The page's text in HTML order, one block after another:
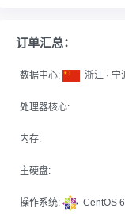
订单汇总：
数据中心: 浙江 · 宁
处理器核心:
内存:
主硬盘:
操作系统: CentOS 6